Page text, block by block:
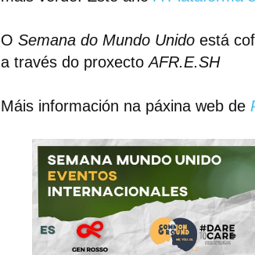
OSemana do Mundo Unidoestá
a través do proxectoAFR.E.SH
Máis información na páxina web de